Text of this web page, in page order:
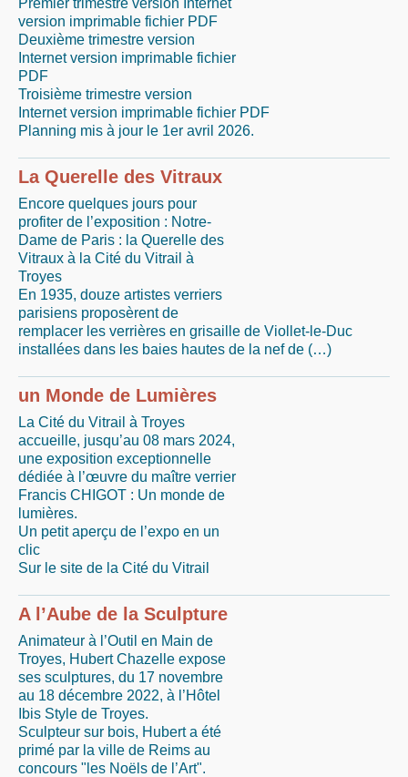
version imprimable fichier PDF
Deuxième trimestre version
Internet version imprimable fichier
PDF
Troisième trimestre version
Internet version imprimable fichier PDF
Planning mis à jour le 1er avril 2026.
La Querelle des Vitraux
Encore quelques jours pour
profiter de l’exposition : Notre-
Dame de Paris : la Querelle des
Vitraux à la Cité du Vitrail à
Troyes
En 1935, douze artistes verriers
parisiens proposèrent de
remplacer les verrières en grisaille de Viollet-le-Duc
installées dans les baies hautes de la nef de (…)
un Monde de Lumières
La Cité du Vitrail à Troyes
accueille, jusqu’au 08 mars 2024,
une exposition exceptionnelle
dédiée à l’œuvre du maître verrier
Francis CHIGOT : Un monde de
lumières.
Un petit aperçu de l’expo en un
clic
Sur le site de la Cité du Vitrail
A l’Aube de la Sculpture
Animateur à l’Outil en Main de
Troyes, Hubert Chazelle expose
ses sculptures, du 17 novembre
au 18 décembre 2022, à l’Hôtel
Ibis Style de Troyes.
Sculpteur sur bois, Hubert a été
primé par la ville de Reims au
concours "les Noëls de l’Art".